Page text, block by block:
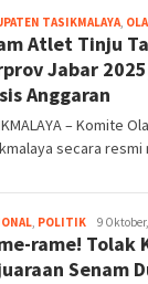
TASIKMALAYA,
Atlet Tinju
Jabar
Anggaran
– Komite
secara
, POLITIK Tim
Redaksi
9
rame! Tolak
Senam